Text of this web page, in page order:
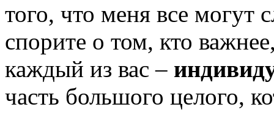
того, что меня все
спорите о том, кто
каждый из вас –
часть большого целого,